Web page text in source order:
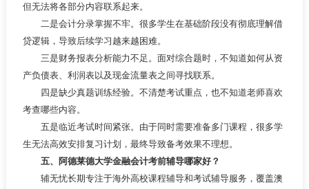
但无法将各部分内容联系起来。
二是会计分录掌握不牢。很多学生在基础阶段没有彻底理解借
贷逻辑，导致后续学习越来越困难。
三是财务报表分析能力不足。面对综合题时，不知道如何从资
产负债表、利润表以及现金流量表之间寻找联系。
四是缺少真题训练经验。不清楚考试重点，也不知道老师喜欢
考查哪些内容。
五是临近考试时间紧张。由于同时需要准备多门课程，很多学
生无法高效安排复习计划，最终导致备考效果不理想。
五、阿德莱德大学金融会计考前辅导哪家好？
辅无忧长期专注于海外高校课程辅导和考试辅导服务，覆盖澳